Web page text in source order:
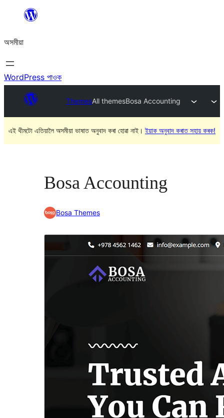
বিষয়বস্তুলৈ
যাওক
অসমীয়া
WordPress পাওক
ThemesAll themesBosa Accounting
এই থীমটো এতিয়ালৈ অসমীয়া ভাষাত অনুবাদ কৰা হোৱা নাই।ইয়াক অনুবাদ কৰাত সহায় কৰক!
Bosa Accounting
Bosa Themes